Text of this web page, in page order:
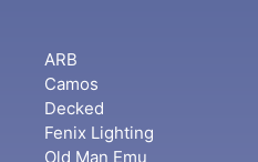
ARB
Camos
Decked
Fenix Lighting
Old Man Emu